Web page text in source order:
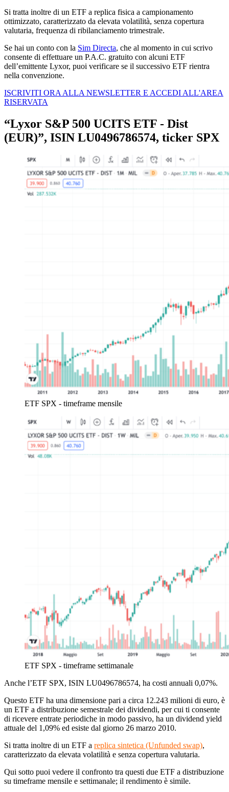
Si tratta inoltre di un ETF a replica fisica a campionamento
ottimizzato, caratterizzato da elevata volatilità, senza copertura
valutaria, frequenza di ribilanciamento trimestrale.
Se hai un conto con la Sim Directa, che al momento in cui scrivo
consente di effettuare un P.A.C. gratuito con alcuni ETF
dell’emittente Lyxor, puoi verificare se il successivo ETF rientra
nella convenzione.
ISCRIVITI ORA ALLA NEWSLETTER E ACCEDI ALL'AREA
RISERVATA
“Lyxor S&P 500 UCITS ETF - Dist
(EUR)”, ISIN LU0496786574, ticker SPX
ETF SPX - timeframe mensile
ETF SPX - timeframe settimanale
Anche l’ETF SPX, ISIN LU0496786574, ha costi annuali 0,07%.
Questo ETF ha una dimensione pari a circa 12.243 milioni di euro, è
un ETF a distribuzione semestrale dei dividendi, per cui ti consente
di ricevere entrate periodiche in modo passivo, ha un dividend yield
attuale del 1,09% ed esiste dal giorno 26 marzo 2010.
Si tratta inoltre di un ETF a replica sintetica (Unfunded swap),
caratterizzato da elevata volatilità e senza copertura valutaria.
Qui sotto puoi vedere il confronto tra questi due ETF a distribuzione
su timeframe mensile e settimanale; il rendimento è simile.